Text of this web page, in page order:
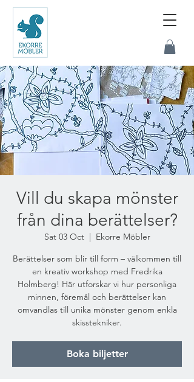
Vill du skapa mönster
från dina berättelser?
Sat 03 Oct
  |
Ekorre Möbler
Berättelser som blir till form – välkommen till
en kreativ workshop med Fredrika
Holmberg! Här utforskar vi hur personliga
minnen, föremål och berättelser kan
omvandlas till unika mönster genom enkla
skisstekniker.
Boka biljetter